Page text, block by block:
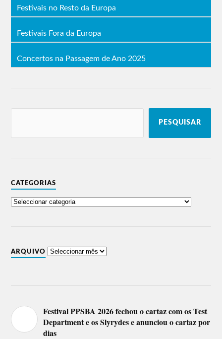
Festivais no Resto da Europa
Festivais Fora da Europa
Concertos na Passagem de Ano 2025
PESQUISAR
CATEGORIAS
ARQUIVO
Festival PPSBA 2026 fechou o cartaz com os Test
Department e os Slyrydes e anunciou o cartaz por
dias